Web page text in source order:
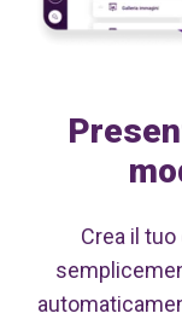
Crea il